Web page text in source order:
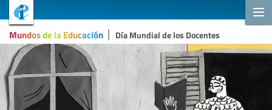
Mundos de la Educación Día Mundial de los Docentes